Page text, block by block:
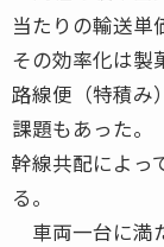
当たりの輸送単
その効率化は製
路線便（特積み
課題もあった。
幹線共配によっ
る。
車両一台に満